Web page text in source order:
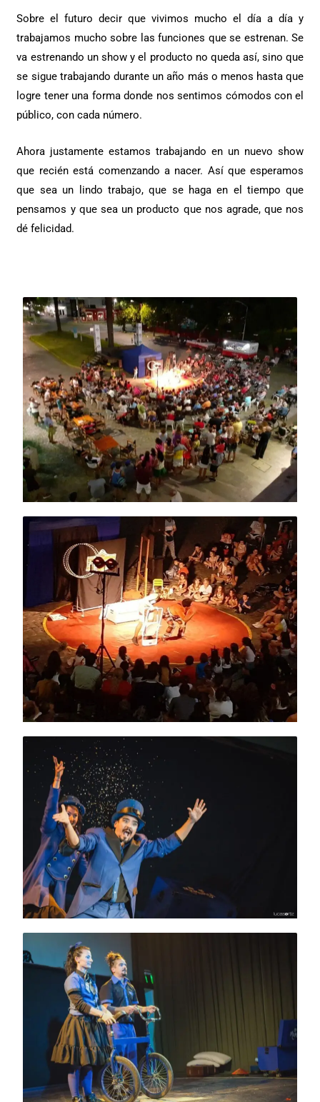
Sobre el futuro decir que vivimos mucho el día a día y
trabajamos mucho sobre las funciones que se estrenan. Se
va estrenando un show y el producto no queda así, sino que
se sigue trabajando durante un año más o menos hasta que
logre tener una forma donde nos sentimos cómodos con el
público, con cada número.
Ahora justamente estamos trabajando en un nuevo show
que recién está comenzando a nacer. Así que esperamos
que sea un lindo trabajo, que se haga en el tiempo que
pensamos y que sea un producto que nos agrade, que nos
dé felicidad.